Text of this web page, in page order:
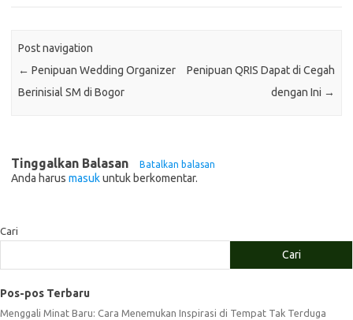
Post navigation
← Penipuan Wedding Organizer
Berinisial SM di Bogor
Penipuan QRIS Dapat di Cegah
dengan Ini →
Tinggalkan Balasan Batalkan balasan
Anda harus masukuntuk berkomentar.
Cari
Cari
Pos-pos Terbaru
Menggali Minat Baru: Cara Menemukan Inspirasi di Tempat Tak Terduga